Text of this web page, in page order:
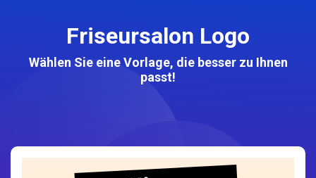
Friseursalon Logo
Wählen Sie eine Vorlage, die besser zu Ihnen
passt!